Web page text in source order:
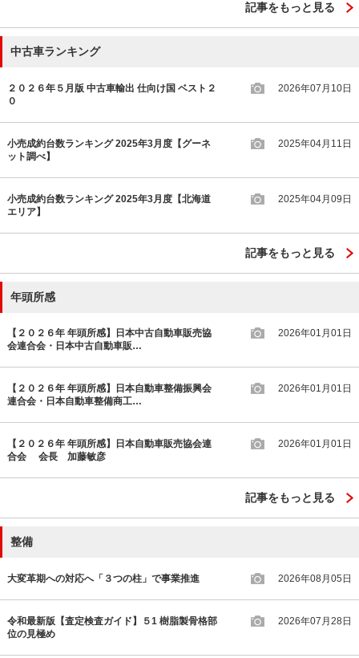
記事をもっと見る
中古車ランキング
２０２６年５月版 中古車輸出 仕向け国 ベスト２
０
2026年07月10日
小売成約台数ランキング 2025年3月度【グーネ
ット調べ】
2025年04月11日
小売成約台数ランキング 2025年3月度【北海道
エリア】
2025年04月09日
記事をもっと見る
年頭所感
【２０２６年 年頭所感】日本中古自動車販売協
会連合会・日本中古自動車販…
2026年01月01日
【２０２６年 年頭所感】日本自動車整備振興会
連合会・日本自動車整備商工…
2026年01月01日
【２０２６年 年頭所感】日本自動車販売協会連
合会 会長 加藤敏彦
2026年01月01日
記事をもっと見る
整備
大変革期への対応へ「３つの柱」で事業推進 2026年08月05日
令和最新版【査定検査ガイド】５1 樹脂製骨格部
位の見極め
2026年07月28日